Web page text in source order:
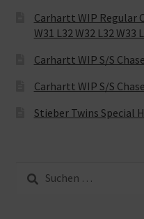
Carhartt WIP Regular
W31 L32 W32 L32 W33
Carhartt WIP S/S
Carhartt WIP S/S
Stieber Twins Special
nach: